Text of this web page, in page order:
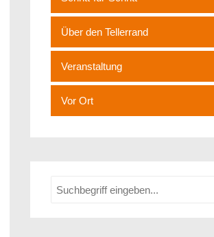
Über den Tellerrand
Veranstaltung
Vor Ort